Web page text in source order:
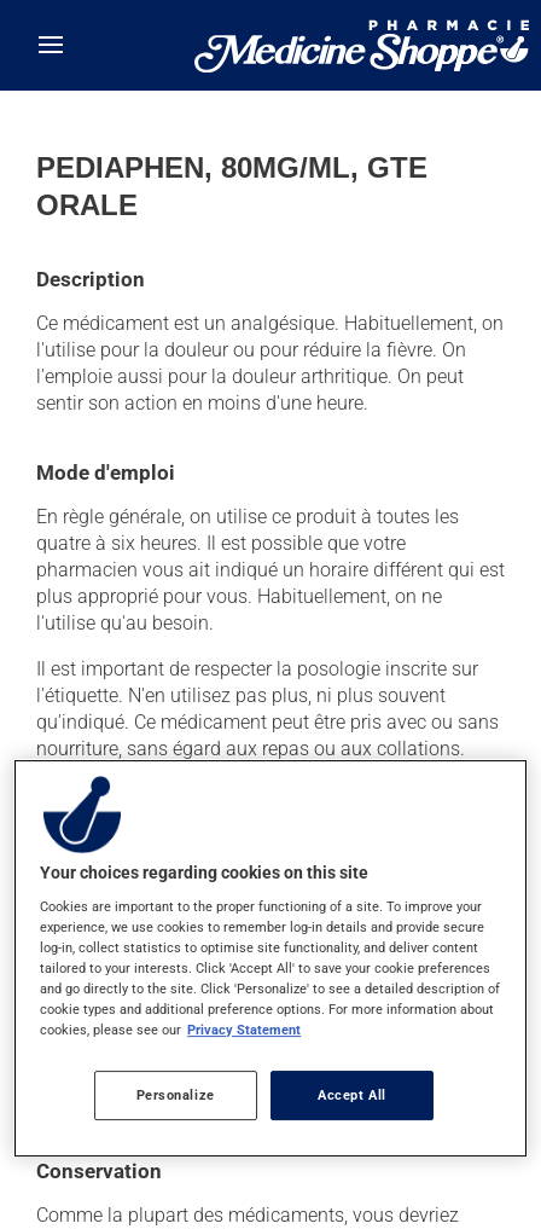
PEDIAPHEN, 80MG/ML, GTE
ORALE
Description
Ce médicament est un analgésique. Habituellement, on
l'utilise pour la douleur ou pour réduire la fièvre. On
l'emploie aussi pour la douleur arthritique. On peut
sentir son action en moins d'une heure.
Mode d'emploi
En règle générale, on utilise ce produit à toutes les
quatre à six heures. Il est possible que votre
pharmacien vous ait indiqué un horaire différent qui est
plus approprié pour vous. Habituellement, on ne
l'utilise qu'au besoin.
Il est important de respecter la posologie inscrite sur
l'étiquette. N'en utilisez pas plus, ni plus souvent
qu'indiqué. Ce médicament peut être pris avec ou sans
nourriture, sans égard aux repas ou aux collations.
Effets indésirables
Ce produit est généralement bien toléré et il est rare
que des effets secondaires soient rapportés par ceux
qui l'utilisent. À l'occasion, des réactions mineures
peuvent survenir, mais elles disparaissent d'elles-
mêmes rapidement, sans intervention. Si vous croyez
que ce produit est la cause d'un problème qui vous
incommode, n'hésitez pas à en parler avec vos
déterminer si votre traitement en est la source et, au
besoin, vous aider à bien gérer la situation.
Conservation
Comme la plupart des médicaments, vous devriez
Your choices regarding cookies on this site
Cookies are important to the proper functioning of a site. To improve your
experience, we use cookies to remember log-in details and provide secure
log-in, collect statistics to optimise site functionality, and deliver content
tailored to your interests. Click 'Accept All' to save your cookie preferences
and go directly to the site. Click 'Personalize' to see a detailed description of
cookie types and additional preference options. For more information about
cookies, please see our Privacy Statement
Personalize Accept All